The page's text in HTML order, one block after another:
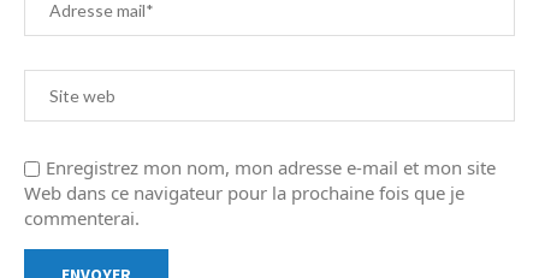
Enregistrez mon nom, mon adresse e-mail et mon site
Web dans ce navigateur pour la prochaine fois que je
commenterai.